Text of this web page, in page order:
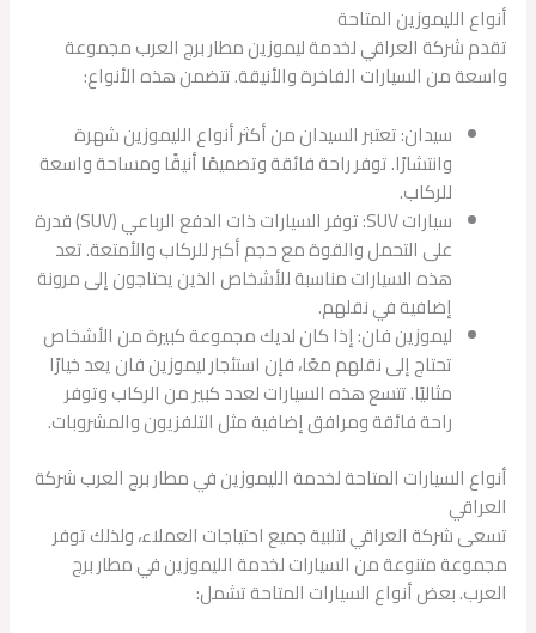
أنواع الليموزين المتاحة
تقدم شركة العراقي لخدمة ليموزين مطار برج العرب مجموعة
واسعة من السيارات الفاخرة والأنيقة. تتضمن هذه الأنواع:
سيدان: تعتبر السيدان من أكثر أنواع الليموزين شهرة
وانتشارًا. توفر راحة فائقة وتصميمًا أنيقًا ومساحة واسعة
للركاب.
سيارات SUV: توفر السيارات ذات الدفع الرباعي (SUV) قدرة
على التحمل والقوة مع حجم أكبر للركاب والأمتعة. تعد
هذه السيارات مناسبة للأشخاص الذين يحتاجون إلى مرونة
إضافية في نقلهم.
ليموزين فان: إذا كان لديك مجموعة كبيرة من الأشخاص
تحتاج إلى نقلهم معًا، فإن استئجار ليموزين فان يعد خيارًا
مثاليًا. تتسع هذه السيارات لعدد كبير من الركاب وتوفر
راحة فائقة ومرافق إضافية مثل التلفزيون والمشروبات.
أنواع السيارات المتاحة لخدمة الليموزين في مطار برج العرب شركة
العراقي
تسعى شركة العراقي لتلبية جميع احتياجات العملاء، ولذلك توفر
مجموعة متنوعة من السيارات لخدمة الليموزين في مطار برج
العرب. بعض أنواع السيارات المتاحة تشمل: